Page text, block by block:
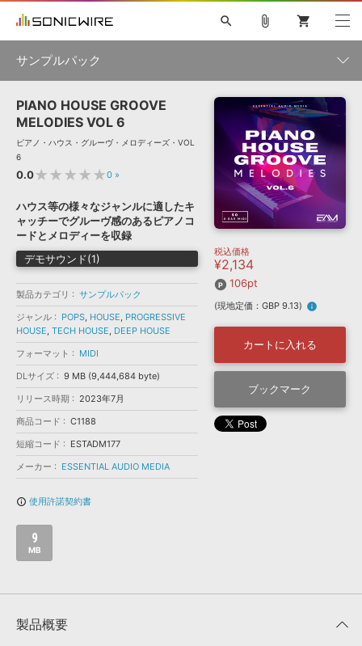
ソフト音源 »
プラグイン・エフェクト »
サンプルパック »
ソフトウェア／ツール »
DAW »
効果音 »
BGM »
キャンペーン »
特集 »
ニュースレター »
SONICWIREブログ »
製品サポート情報 »
DTMガイド »
FAQ »
お問い合わせ »
音楽カード
楽曲配信流通 サービス
無償のサウンド管理ソフト
SLS
search
初音ミク NT 鏡音リン・レン V4X 巡音ルカ V4X
MEIKO V3
KAITO V3
VOCALOID TOONTRACK
SPITFIRE AUDIO
VIENNA
EZ DRUMMER 3 SERUM
ライセンスフリーBGM
サンプルパックを試そう
ボーカル抜き出し
DUBSTEP
MUTANT
ROUTER.FM
SONOCA
ソフト音源 プラグイン・エフェクト
ソフトウェア／ツール DAW 効果音
attach_file shopping_cart
サンプルパック
製品一覧
ジャンル
メーカー
フォーマット
ランキング
PIANO HOUSE GROOVE
MELODIES VOL 6
ピアノ・ハウス・グルーヴ・メロディーズ・VOL
6
0.0★★★★★0 »
ハウス等の様々なジャンルに適したキ
ャッチーでグルーヴ感のあるピアノコ
ードとメロディーを収録
デモサウンド(1)
製品カテゴリ
サンプルパック
ジャンル
POPS, HOUSE, PROGRESSIVE
HOUSE, TECH HOUSE, DEEP HOUSE
フォーマット
MIDI
DLサイズ
9 MB (9,444,684 byte)
リリース時期
2023年7月
商品コード
C1188
短縮コード
ESTADM177
メーカー
ESSENTIAL AUDIO MEDIA
info_outline 使用許諾契約書
9
MB
税込価格
¥2,134
106pt
(現地定価：GBP 9.13) info
カートに入れる
ブックマーク
製品概要